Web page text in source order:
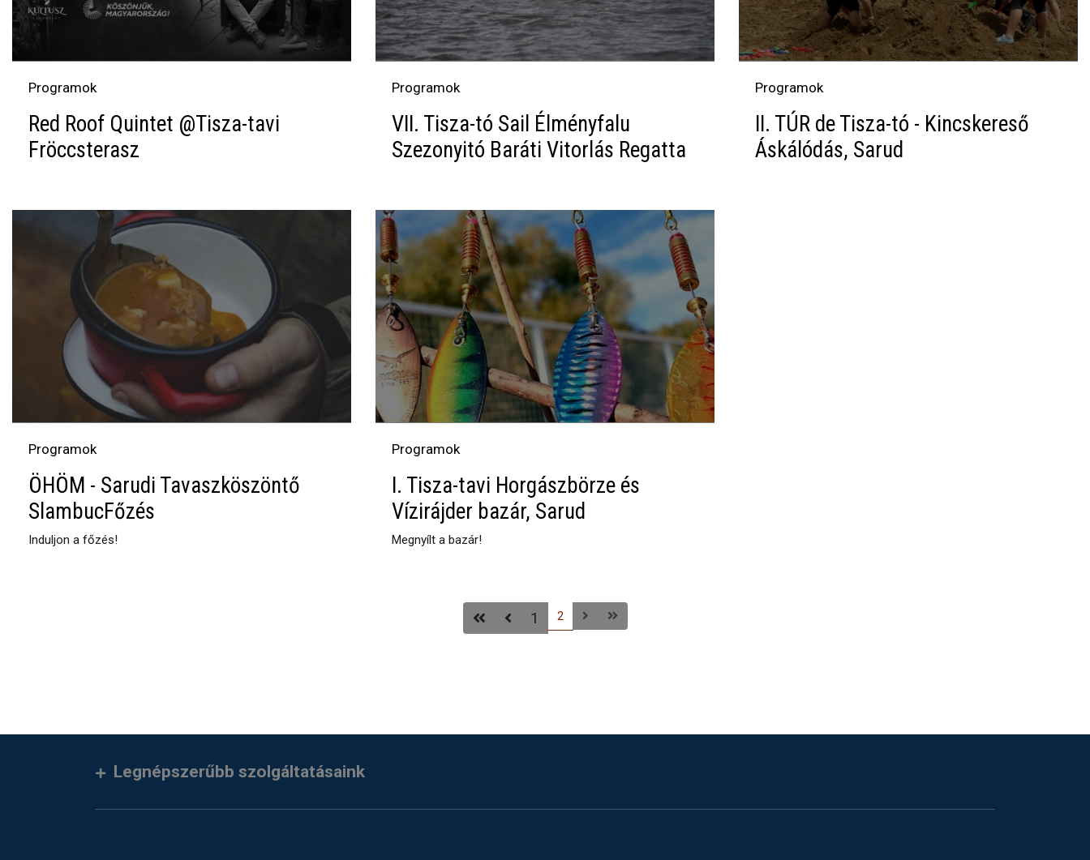
Programok
Red Roof Quintet @Tisza-tavi
Fröccsterasz
Programok
VII. Tisza-tó Sail Élményfalu
Szezonyitó Baráti Vitorlás Regatta
Programok
II. TÚR de Tisza-tó - Kincskereső
Áskálódás, Sarud
Programok
ÖHÖM - Sarudi Tavaszköszöntő
SlambucFőzés
Induljon a főzés!
Programok
I. Tisza-tavi Horgászbörze és
Vízirájder bazár, Sarud
Megnyílt a bazár!
1 2
Legnépszerűbb szolgáltatásaink